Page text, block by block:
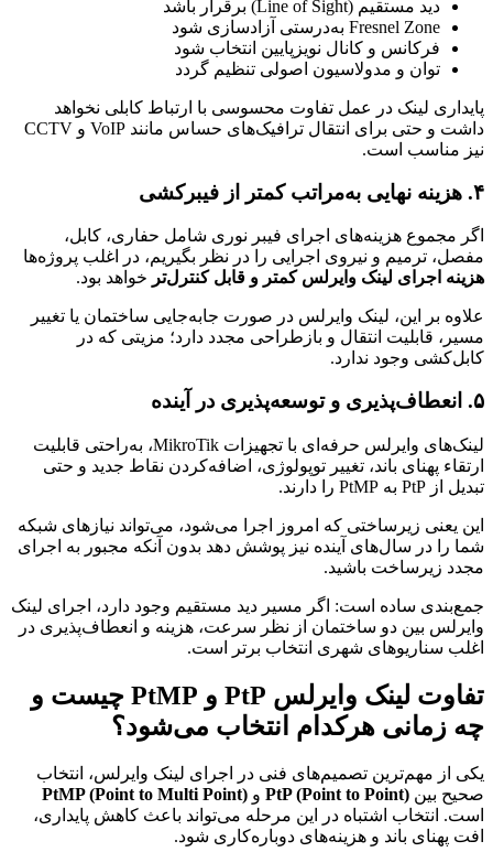
دید مستقیم (Line of Sight) برقرار باشد
Fresnel Zone به‌درستی آزادسازی شود
فرکانس و کانال نویزپایین انتخاب شود
توان و مدولاسیون اصولی تنظیم گردد
پایداری لینک در عمل تفاوت محسوسی با ارتباط کابلی نخواهد
داشت و حتی برای انتقال ترافیک‌های حساس مانند VoIP و CCTV
نیز مناسب است.
۴. هزینه نهایی به‌مراتب کمتر از فیبرکشی
اگر مجموع هزینه‌های اجرای فیبر نوری شامل حفاری، کابل،
مفصل، ترمیم و نیروی اجرایی را در نظر بگیریم، در اغلب پروژه‌ها
هزینه اجرای لینک وایرلس کمتر و قابل کنترل‌تر خواهد بود.
علاوه بر این، لینک وایرلس در صورت جابه‌جایی ساختمان یا تغییر
مسیر، قابلیت انتقال و بازطراحی مجدد دارد؛ مزیتی که در
کابل‌کشی وجود ندارد.
۵. انعطاف‌پذیری و توسعه‌پذیری در آینده
لینک‌های وایرلس حرفه‌ای با تجهیزات MikroTik، به‌راحتی قابلیت
ارتقاء پهنای باند، تغییر توپولوژی، اضافه‌کردن نقاط جدید و حتی
تبدیل از PtP به PtMP را دارند.
این یعنی زیرساختی که امروز اجرا می‌شود، می‌تواند نیازهای شبکه
شما را در سال‌های آینده نیز پوشش دهد بدون آنکه مجبور به اجرای
مجدد زیرساخت باشید.
جمع‌بندی ساده است: اگر مسیر دید مستقیم وجود دارد، اجرای لینک
وایرلس بین دو ساختمان از نظر سرعت، هزینه و انعطاف‌پذیری در
اغلب سناریوهای شهری انتخاب برتر است.
تفاوت لینک وایرلس PtP و PtMP چیست و
چه زمانی هرکدام انتخاب می‌شود؟
یکی از مهم‌ترین تصمیم‌های فنی در اجرای لینک وایرلس، انتخاب
صحیح بین PtP (Point to Point) و PtMP (Point to Multi Point)
است. انتخاب اشتباه در این مرحله می‌تواند باعث کاهش پایداری،
افت پهنای باند و هزینه‌های دوباره‌کاری شود.